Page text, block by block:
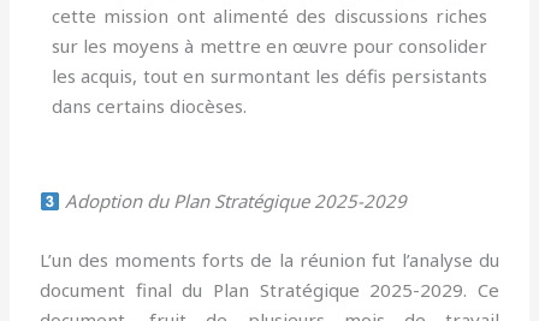
cette mission ont alimenté des discussions riches
sur les moyens à mettre en œuvre pour consolider
les acquis, tout en surmontant les défis persistants
dans certains diocèses.
Adoption du Plan Stratégique 2025-2029
L’un des moments forts de la réunion fut l’analyse du
document final du Plan Stratégique 2025-2029. Ce